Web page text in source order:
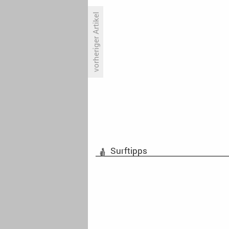
vorheriger Artikel
Surftipps